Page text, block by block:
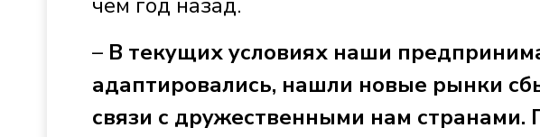
– В текущих условиях наши
адаптировались, нашли новые рынки
связи с дружественными нам странами.